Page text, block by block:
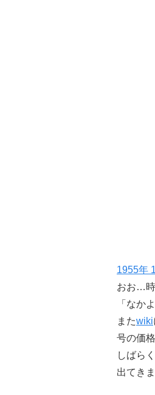
1955年
おお…
「なか
またwiki
号の価
しばら
出てき